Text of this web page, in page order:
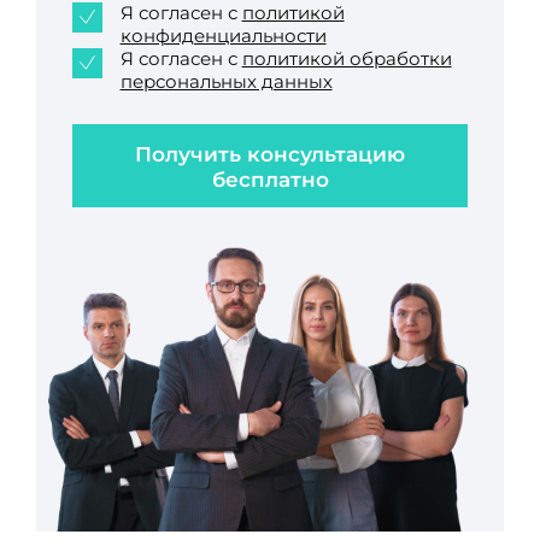
Получить консультацию
бесплатно
Я согласен с политикой
конфиденциальности
Я согласен с политикой обработки
персональных данных